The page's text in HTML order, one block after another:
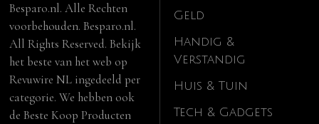
Besparo.nl. Alle Rechten
voorbehouden. Besparo.nl.
All Rights Reserved. Bekijk
het beste van het web op
Revuwire NL ingedeeld per
categorie. We hebben ook
deBeste Koop Producten
Geld
Handig &
Verstandig
Huis & Tuin
Tech & Gadgets